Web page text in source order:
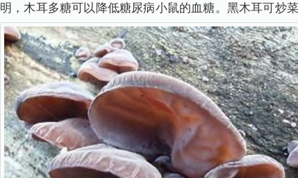
明，木耳多糖可以降低糖尿病小鼠的血糖。黑木耳可炒